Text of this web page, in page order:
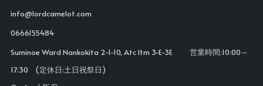
info@lordcamelot.com
0666155484
Suminoe Ward Nankokita 2-1-10, Atc Itm 3-E-3E 営業時間:10:00～
17:30 (定休日:土日祝祭日)